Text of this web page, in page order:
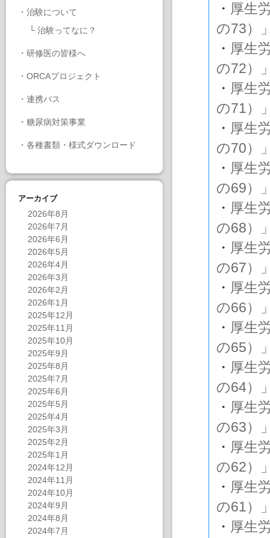
・ 治験について
└ 治験ってなに？
・ 研修医の皆様へ
・ ORCAプロジェクト
・ 連携パス
・ 糖尿病対策事業
・ 各種書類・様式ダウンロード
アーカイブ
2026年8月
2026年7月
2026年6月
2026年5月
2026年4月
2026年3月
2026年2月
2026年1月
2025年12月
2025年11月
2025年10月
2025年9月
2025年8月
2025年7月
2025年6月
2025年5月
2025年4月
2025年3月
2025年2月
2025年1月
2024年12月
2024年11月
2024年10月
2024年9月
2024年8月
2024年7月
・ 厚生
の73）
・ 厚生
の72）
・ 厚生
の71）
・ 厚生
の70）
・ 厚生
の69）
・ 厚生
の68）
・ 厚生
の67）
・ 厚生
の66）
・ 厚生
の65）
・ 厚生
の64）
・ 厚生
の63）
・ 厚生
の62）
・ 厚生
の61）
・ 厚生